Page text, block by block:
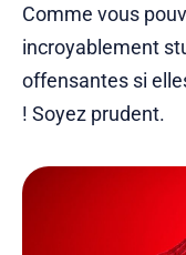
Comme vous
incroyablement
offensantes si
! Soyez prudent.